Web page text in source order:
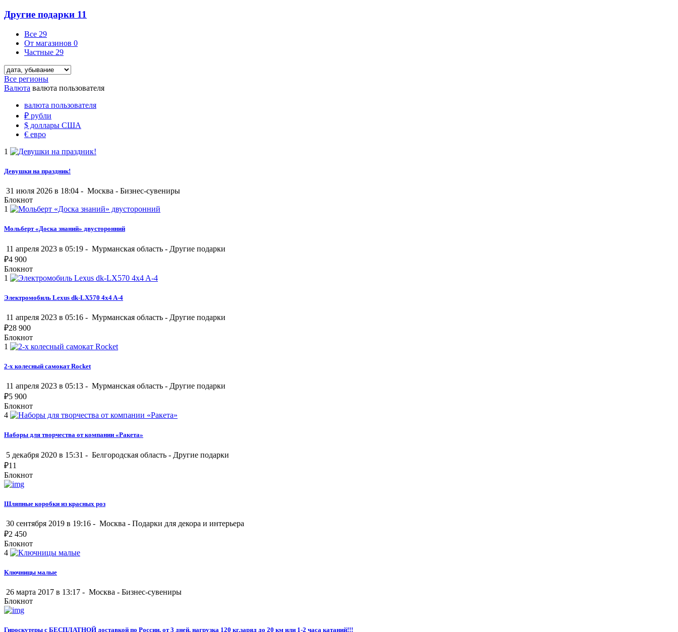
Другие подарки 11
Все 29
От магазинов 0
Частные 29
Все регионы
Валюта валюта пользователя
валюта пользователя
₽ рубли
$ доллары США
€ евро
1
Девушки на праздник!
31 июля 2026 в 18:04 - Москва - Бизнес-сувениры
Блокнот
1
Мольберт «Доска знаний» двусторонний
11 апреля 2023 в 05:19 - Мурманская область - Другие подарки
₽4 900
Блокнот
1
Электромобиль Lexus dk-LX570 4x4 A-4
11 апреля 2023 в 05:16 - Мурманская область - Другие подарки
₽28 900
Блокнот
1
2-х колесный самокат Rocket
11 апреля 2023 в 05:13 - Мурманская область - Другие подарки
₽5 900
Блокнот
4
Наборы для творчества от компании «Ракета»
5 декабря 2020 в 15:31 - Белгородская область - Другие подарки
₽11
Блокнот
Шляпные коробки из красных роз
30 сентября 2019 в 19:16 - Москва - Подарки для декора и интерьера
₽2 450
Блокнот
4
Ключницы малые
26 марта 2017 в 13:17 - Москва - Бизнес-сувениры
Блокнот
Гироскутеры с БЕСПЛАТНОЙ доставкой по России, от 3 дней. нагрузка 120 кг,заряд до 20 км или 1-2 часа катаний!!!